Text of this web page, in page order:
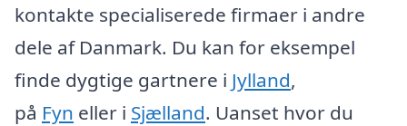
kontakte specialiserede firmaer i andre
dele af Danmark. Du kan for eksempel
finde dygtige gartnere i Jylland,
på Fyn eller i Sjælland. Uanset hvor du